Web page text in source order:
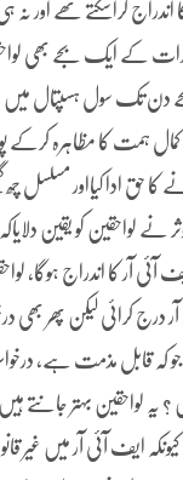
اندراج کراسکتے تھے اور
رات کے ایک بجے بھی
بجے دن تک سول ہسپتال میں
کمال ہمت کا مظاہرہ
کا حق ادا کیااور مسلسل
نے لواحقین کو یقین
آئی آر کا اندراج ہوگا،
درج کرائی لیکن پھر بھی
گیا جو کہ قابل مذمت ہے،
؟ یہ لواحقین بہتر
کیونکہ ایف آئی آر میں غیر